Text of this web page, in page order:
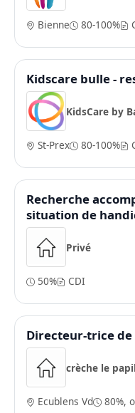
Bienne 80-100%
Kidscare bulle -
KidsCare by
St-Prex 80-100%
Recherche
situation de
Privé
50% CDI
Directeur-trice de
crèche le
Ecublens Vd 80%,